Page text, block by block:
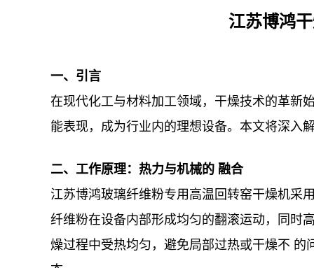
江苏博鸿
一、引言
在现代化工与材料加工领域，干燥技术的革新
能表现，成为行业内的理想设备。本文将深入
二、工作原理：热力与机械的 融合
江苏博鸿玻璃纤维粉专用高温回转窑干燥机采
纤维粉在设备内部形成均匀的翻滚运动，同时
燥过程中受热均匀，避免局部过热或干燥不